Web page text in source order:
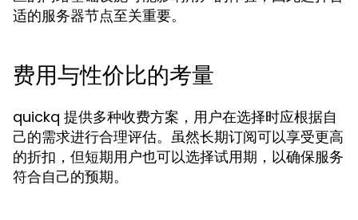
适的服务器节点至关重要。
费用与性价比的考量
quickq 提供多种收费方案，用户在选择时应根据自
己的需求进行合理评估。虽然长期订阅可以享受更高
的折扣，但短期用户也可以选择试用期，以确保服务
符合自己的预期。